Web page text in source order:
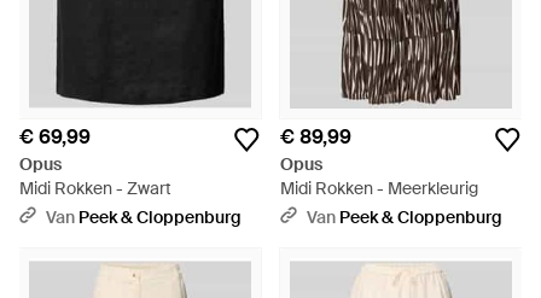
€ 69,99
Opus
Midi Rokken - Zwart
Van Peek & Cloppenburg
€ 89,99
Opus
Midi Rokken - Meerkleurig
Van Peek & Cloppenburg